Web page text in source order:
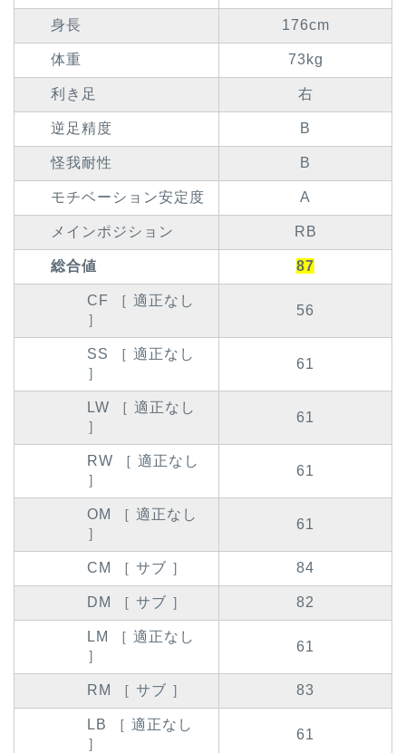
身長 176cm
体重 73kg
利き足 右
逆足精度 B
怪我耐性 B
モチベーション安定度 A
メインポジション RB
総合値 87
CF ［ 適正なし
］
56
SS ［ 適正なし
］
61
LW ［ 適正なし
］
61
RW ［ 適正なし
］
61
OM ［ 適正なし
］
61
CM ［ サブ ］ 84
DM ［ サブ ］ 82
LM ［ 適正なし
］
61
RM ［ サブ ］ 83
LB ［ 適正なし
］
61